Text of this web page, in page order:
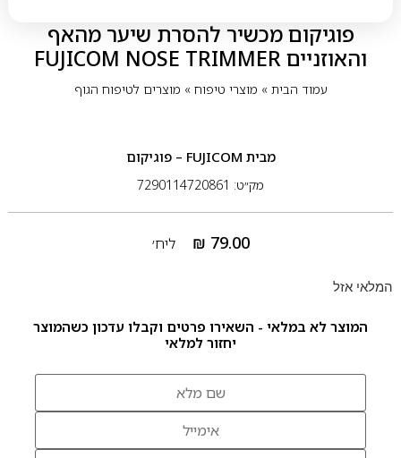
פוגיקום מכשיר להסרת שיער מהאף
והאוזניים FUJICOM NOSE TRIMMER
עמוד הבית» מוצרי טיפוח» מוצרים לטיפוח הגוף
מבית FUJICOM – פוגיקום
מק״ט: 7290114720861
₪ 79.00 ליח׳
המלאי אזל
המוצר לא במלאי - השאירו פרטים וקבלו עדכון כשהמוצר
יחזור למלאי